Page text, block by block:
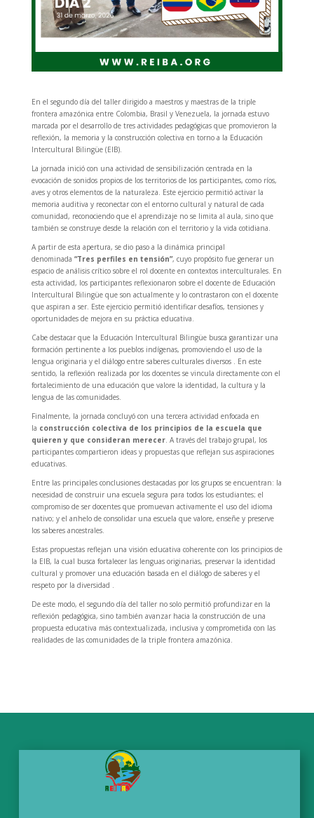
En el segundo día del taller dirigido a maestros y maestras de la triple
frontera amazónica entre Colombia, Brasil y Venezuela, la jornada estuvo
marcada por el desarrollo de tres actividades pedagógicas que promovieron la
reflexión, la memoria y la construcción colectiva en torno a la Educación
Intercultural Bilingüe (EIB).
La jornada inició con una actividad de sensibilización centrada en la
evocación de sonidos propios de los territorios de los participantes, como ríos,
aves y otros elementos de la naturaleza. Este ejercicio permitió activar la
memoria auditiva y reconectar con el entorno cultural y natural de cada
comunidad, reconociendo que el aprendizaje no se limita al aula, sino que
también se construye desde la relación con el territorio y la vida cotidiana.
A partir de esta apertura, se dio paso a la dinámica principal
denominada “Tres perfiles en tensión”, cuyo propósito fue generar un
espacio de análisis crítico sobre el rol docente en contextos interculturales. En
esta actividad, los participantes reflexionaron sobre el docente de Educación
Intercultural Bilingüe que son actualmente y lo contrastaron con el docente
que aspiran a ser. Este ejercicio permitió identificar desafíos, tensiones y
oportunidades de mejora en su práctica educativa.
Cabe destacar que la Educación Intercultural Bilingüe busca garantizar una
formación pertinente a los pueblos indígenas, promoviendo el uso de la
lengua originaria y el diálogo entre saberes culturales diversos . En este
sentido, la reflexión realizada por los docentes se vincula directamente con el
fortalecimiento de una educación que valore la identidad, la cultura y la
lengua de las comunidades.
Finalmente, la jornada concluyó con una tercera actividad enfocada en
la construcción colectiva de los principios de la escuela que
quieren y que consideran merecer. A través del trabajo grupal, los
participantes compartieron ideas y propuestas que reflejan sus aspiraciones
educativas.
Entre las principales conclusiones destacadas por los grupos se encuentran: la
necesidad de construir una escuela segura para todos los estudiantes; el
compromiso de ser docentes que promuevan activamente el uso del idioma
nativo; y el anhelo de consolidar una escuela que valore, enseñe y preserve
los saberes ancestrales.
Estas propuestas reflejan una visión educativa coherente con los principios de
la EIB, la cual busca fortalecer las lenguas originarias, preservar la identidad
cultural y promover una educación basada en el diálogo de saberes y el
respeto por la diversidad .
De este modo, el segundo día del taller no solo permitió profundizar en la
reflexión pedagógica, sino también avanzar hacia la construcción de una
propuesta educativa más contextualizada, inclusiva y comprometida con las
realidades de las comunidades de la triple frontera amazónica.